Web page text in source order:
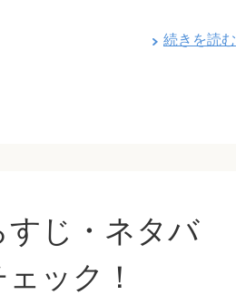
続きを読む
すじ・ネタバ
ック！